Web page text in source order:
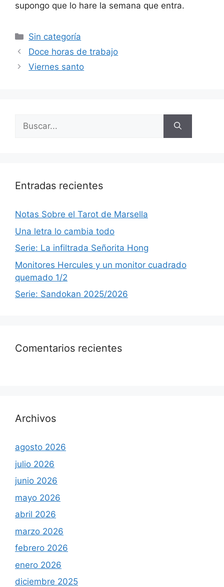
supongo que lo hare la semana que entra.
Categorías
Sin categoría
Doce horas de trabajo
Viernes santo
Buscar:
Entradas recientes
Notas Sobre el Tarot de Marsella
Una letra lo cambia todo
Serie: La infiltrada Señorita Hong
Monitores Hercules y un monitor cuadrado
quemado 1/2
Serie: Sandokan 2025/2026
Comentarios recientes
Archivos
agosto 2026
julio 2026
junio 2026
mayo 2026
abril 2026
marzo 2026
febrero 2026
enero 2026
diciembre 2025